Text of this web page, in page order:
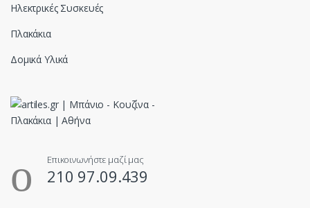
Ηλεκτρικές Συσκευές
Πλακάκια
Δομικά Υλικά
Επικοινωνήστε μαζί μας
210 97.09.439